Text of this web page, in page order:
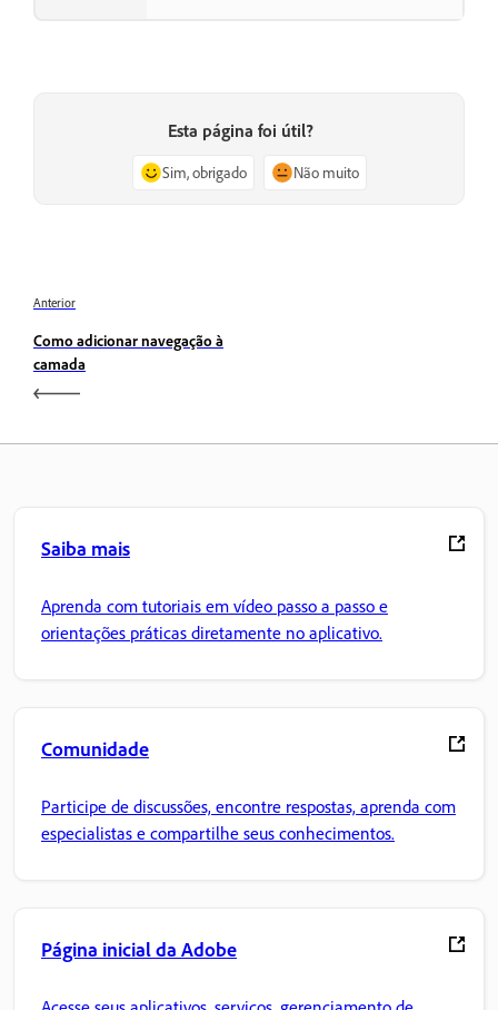
Esta página foi útil?
Sim, obrigado Não muito
Anterior
Como adicionar navegação à
camada
Saiba mais
Aprenda com tutoriais em vídeo passo a passo e
orientações práticas diretamente no aplicativo.
Comunidade
Participe de discussões, encontre respostas, aprenda com
especialistas e compartilhe seus conhecimentos.
Página inicial da Adobe